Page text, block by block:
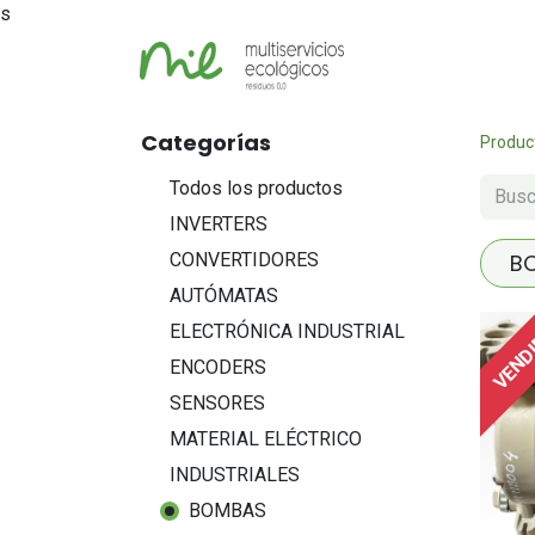
s
Categorías
Todos los productos
INVERTERS
CONVERTIDORES
AUTÓMATAS
ELECTRÓNICA INDUSTRIAL
ENCODERS
SENSORES
MATERIAL ELÉCTRICO
INDUSTRIALES
BOMBAS